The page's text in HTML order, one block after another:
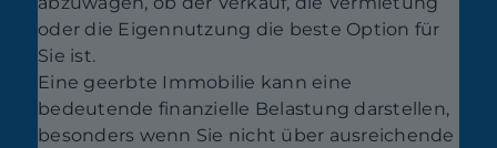
oder die Eigennutzung die beste Option für
Sie ist.
Eine geerbte Immobilie kann eine
bedeutende finanzielle Belastung darstellen,
besonders wenn Sie nicht über ausreichende